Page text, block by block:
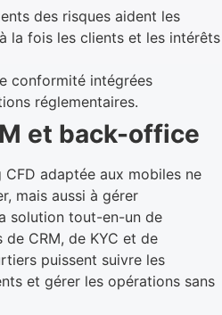
des risques aident les
la fois les clients et les intérêts
conformité intégrées
réglementaires.
et back-office
adaptée aux mobiles ne
mais aussi à gérer
solution tout-en-un de
CRM, de KYC et de
puissent suivre les
et gérer les opérations sans